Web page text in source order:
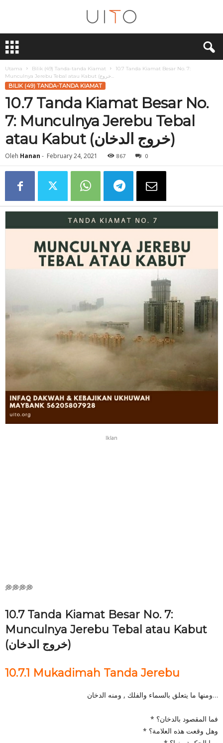
T
Utama Bilik (49) Tanda-tanda Kiamat
10.7 Tanda Kiamat Besar No. 7:
Munculnya Jerebu Tebal atau Kabut (خروج...
BILIK (49) TANDA-TANDA KIAMAT
10.7 Tanda Kiamat Besar No.
7: Munculnya Jerebu Tebal
atau Kabut (خروج الدخان)
Oleh Hanan - February 24, 2021 867 0
Iklan
💭💭💭💭
10.7 Tanda Kiamat Besar No. 7:
Munculnya Jerebu Tebal atau Kabut
(خروج الدخان)
10.7.1 Mukadimah Tanda Jerebu
ومنها ما يتعلق بالسماء والفلك , ومنه الدخان…
* فما المقصود بالدخان؟
* وهل وقعت هذه العلامة؟